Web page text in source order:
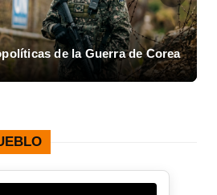
de la Guerra de Corea